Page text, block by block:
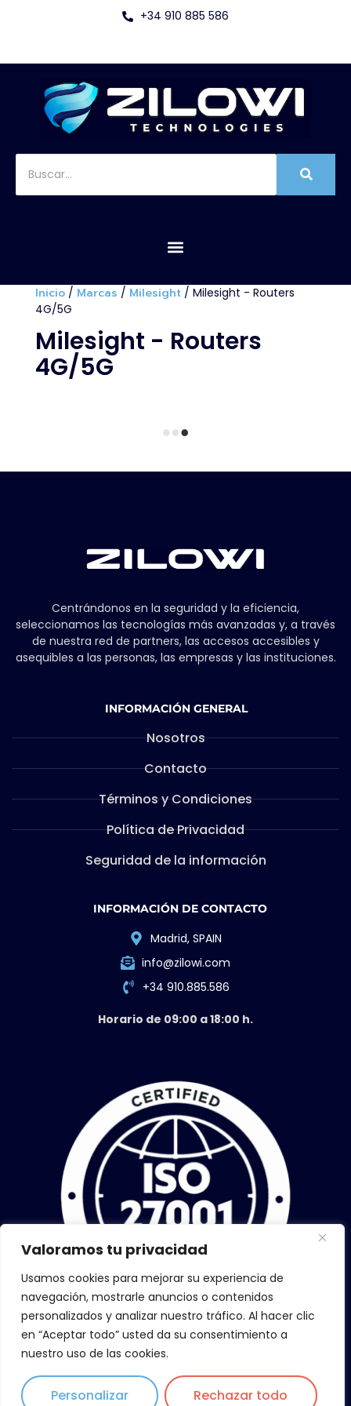
Valoramos tu privacidad
Usamos cookies para mejorar su experiencia de
navegación, mostrarle anuncios o contenidos
personalizados y analizar nuestro tráfico. Al hacer clic
en “Aceptar todo” usted da su consentimiento a
nuestro uso de las cookies.
Personalizar Rechazar todo
+34 910 885 586
Inicio/ Marcas / Milesight/ Milesight - Routers
4G/5G
Milesight - Routers
4G/5G
Centrándonos en la seguridad y la eficiencia,
seleccionamos las tecnologías más avanzadas y, a través
de nuestra red de partners, las accesos accesibles y
asequibles a las personas, las empresas y las instituciones.
INFORMACIÓN GENERAL
Nosotros
Contacto
Términos y Condiciones
Política de Privacidad
Seguridad de la información
INFORMACIÓN DE CONTACTO
Madrid, SPAIN
info@zilowi.com
+34 910.885.586
Horario de 09:00 a 18:00 h.